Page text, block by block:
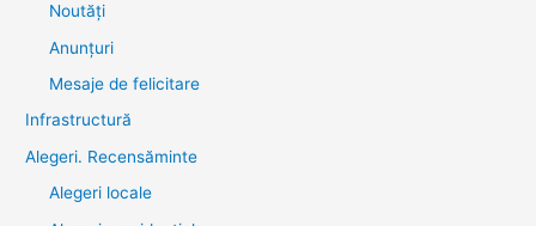
Noutăţi
Anunţuri
Mesaje de felicitare
Infrastructură
Alegeri. Recensăminte
Alegeri locale